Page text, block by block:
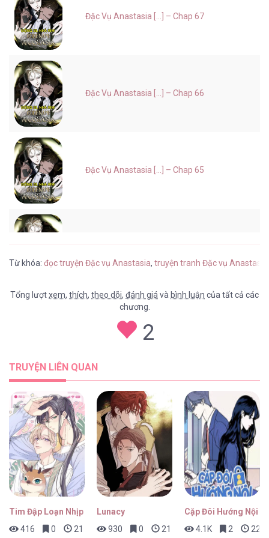
Đặc Vụ Anastasia [...] – Chap 67
Đặc Vụ Anastasia [...] – Chap 66
Đặc Vụ Anastasia [...] – Chap 65
Đặc Vụ Anastasia [...] – Chap 63
Đặc Vụ Anastasia [...] – Chap 62
Đặc Vụ Anastasia [...] – Chap 61
Từ khóa: đọc truyện Đặc vụ Anastasia, truyện tranh Đặc vụ
Tổng lượtxem, thích, theo dõi, đánh giá và bình luận của tất cả các
chương.
2
TRUYỆN LIÊN QUAN
Tim Đập Loạn Nhịp
416
0 21 giờ trước
Lunacy
930
0 21 giờ trước
Cặp Đôi Hướng Nội
4.1K
2 22